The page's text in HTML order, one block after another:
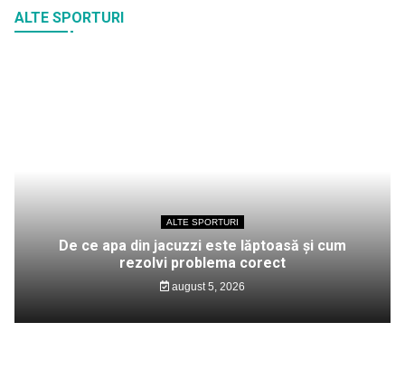
ALTE SPORTURI
ALTE SPORTURI
De ce apa din jacuzzi este lăptoasă și cum
rezolvi problema corect
august 5, 2026